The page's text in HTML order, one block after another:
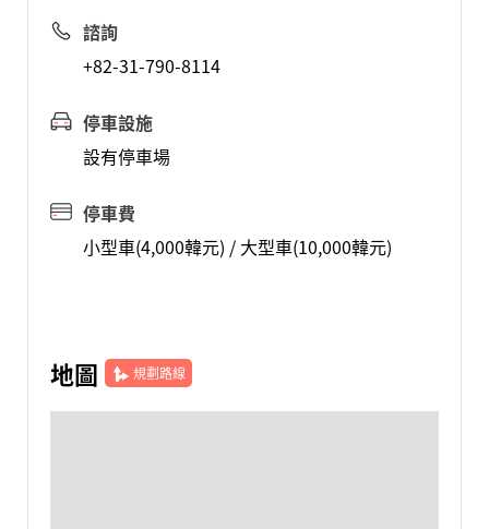
諮詢
+82-31-790-8114
停車設施
設有停車場
停車費
小型車(4,000韓元) / 大型車(10,000韓元)
地圖 規劃路線